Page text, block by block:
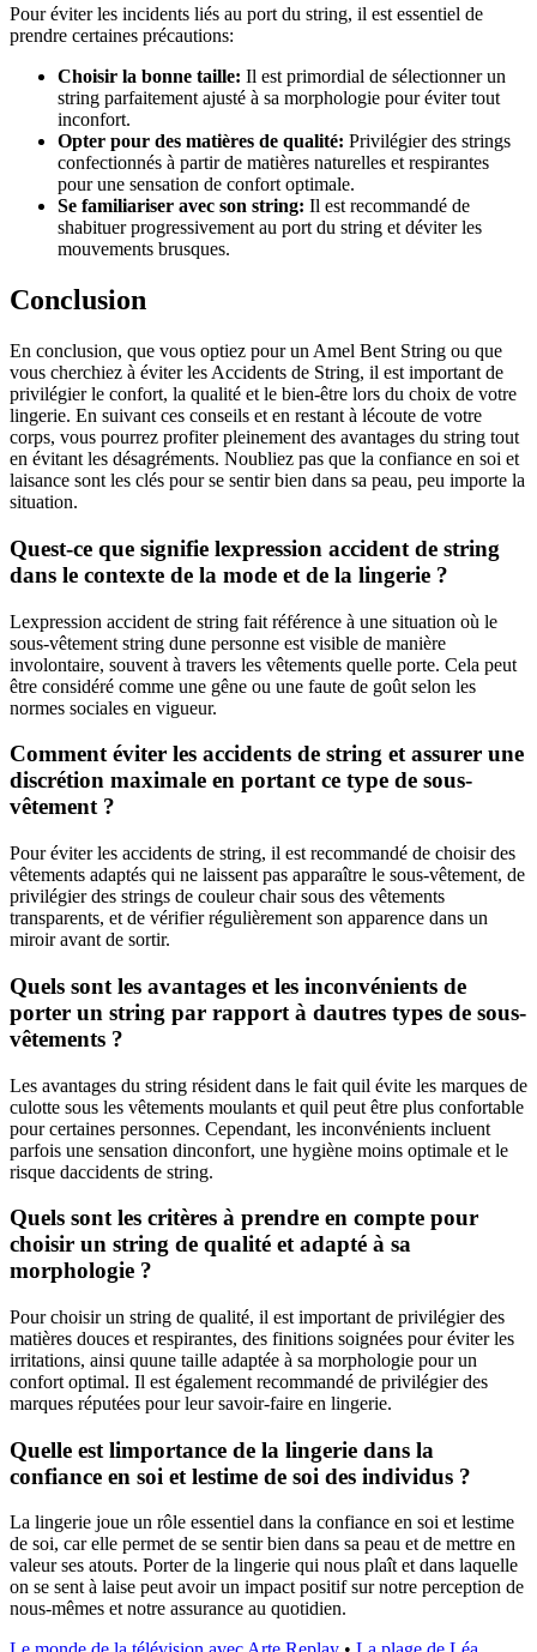
Pour éviter les incidents liés au port du string, il est essentiel de
prendre certaines précautions:
Choisir la bonne taille: Il est primordial de sélectionner un
string parfaitement ajusté à sa morphologie pour éviter tout
inconfort.
Opter pour des matières de qualité: Privilégier des strings
confectionnés à partir de matières naturelles et respirantes
pour une sensation de confort optimale.
Se familiariser avec son string: Il est recommandé de
shabituer progressivement au port du string et déviter les
mouvements brusques.
Conclusion
En conclusion, que vous optiez pour un Amel Bent String ou que
vous cherchiez à éviter les Accidents de String, il est important de
privilégier le confort, la qualité et le bien-être lors du choix de votre
lingerie. En suivant ces conseils et en restant à lécoute de votre
corps, vous pourrez profiter pleinement des avantages du string tout
en évitant les désagréments. Noubliez pas que la confiance en soi et
laisance sont les clés pour se sentir bien dans sa peau, peu importe la
situation.
Quest-ce que signifie lexpression accident de string
dans le contexte de la mode et de la lingerie ?
Lexpression accident de string fait référence à une situation où le
sous-vêtement string dune personne est visible de manière
involontaire, souvent à travers les vêtements quelle porte. Cela peut
être considéré comme une gêne ou une faute de goût selon les
normes sociales en vigueur.
Comment éviter les accidents de string et assurer une
discrétion maximale en portant ce type de sous-
vêtement ?
Pour éviter les accidents de string, il est recommandé de choisir des
vêtements adaptés qui ne laissent pas apparaître le sous-vêtement, de
privilégier des strings de couleur chair sous des vêtements
transparents, et de vérifier régulièrement son apparence dans un
miroir avant de sortir.
Quels sont les avantages et les inconvénients de
porter un string par rapport à dautres types de sous-
vêtements ?
Les avantages du string résident dans le fait quil évite les marques de
culotte sous les vêtements moulants et quil peut être plus confortable
pour certaines personnes. Cependant, les inconvénients incluent
parfois une sensation dinconfort, une hygiène moins optimale et le
risque daccidents de string.
Quels sont les critères à prendre en compte pour
choisir un string de qualité et adapté à sa
morphologie ?
Pour choisir un string de qualité, il est important de privilégier des
matières douces et respirantes, des finitions soignées pour éviter les
irritations, ainsi quune taille adaptée à sa morphologie pour un
confort optimal. Il est également recommandé de privilégier des
marques réputées pour leur savoir-faire en lingerie.
Quelle est limportance de la lingerie dans la
confiance en soi et lestime de soi des individus ?
La lingerie joue un rôle essentiel dans la confiance en soi et lestime
de soi, car elle permet de se sentir bien dans sa peau et de mettre en
valeur ses atouts. Porter de la lingerie qui nous plaît et dans laquelle
on se sent à laise peut avoir un impact positif sur notre perception de
nous-mêmes et notre assurance au quotidien.